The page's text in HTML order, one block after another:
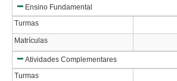
Ensino Fundamental
Turmas
Matrículas
Atividades Complementares
Turmas